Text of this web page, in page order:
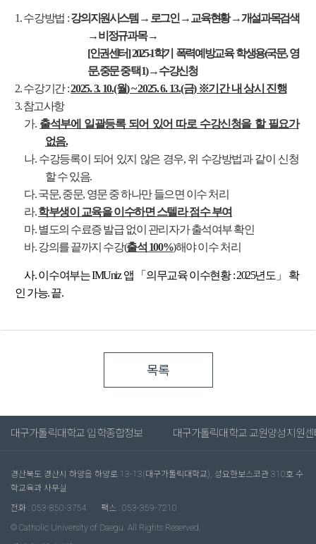
1. 수강방법 :강의지원시스템 → 로그인 → 교육현황 → 개설과목검색
→ 비정규과목 →
[인권센터] 2025-1학기 폭력예방교육 학생용(국문, 영
문, 중문 중 택 1) → 수강신청
2. 수강기간 :2025. 3. 10.(월) ~ 2025. 6. 13.(금) ※기간 내 상시 진행
3. 참고사항
가. 출석부에 일괄등록 되어 있어 따로 수강신청을 할 필요가
없음.
나. 수강등록이 되어 있지 않은 경우, 위 수강방법과 같이 신청
할 수 있음.
다. 국문, 중문, 영문 중 하나만 들으면 이수 처리
라.학부생이 교육을 이수하면 스텔라 점수 부여
마. 별도의 수료증 발급 없이 관리자가 출석여부 확인
바. 강의를 끝까지 수강(출석 100%)해야 이수 처리
사. 이수여부는 IMUniz 앱 「의무교육 이수현황 : 2025년도」 확
인 가능. 끝.
목록
대구가톨릭대학교 입학종합정보 대구가톨릭대학교 교원양성지원
경산북도 경산시 하양읍 하양로 13-13(대구가톨릭대학교), 성요한보스코관 310호 수
학교육과 사무실
전화 : 053-850-3754
팩스 : 053-359-7210
© Catholic University of Daegu. All Rights Reserved.